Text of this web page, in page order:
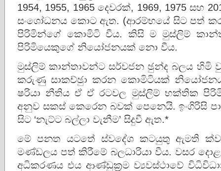
1954, 1955, 1965 දෙවරක්, 1969, 1975 සහ
සංශෝධනය කොට ඇත. (ආරම්භයේ සිට පත්
පිරිමින්ගේ කොමිටි වීය. කිසි ම මුස්ලිම්
පිරිමියෙකුගේ නියෝජනයක් නො වීය.
මුස්ලිම් කාන්තාවන්ට සර්වජන ඡුන්ද බලය හිමි
කරුණු සාකච්ඡුා කරන කොමිටියක්
ෂරියා නීතිය ඒ ඒ රටවල මුස්ලිම් භක්තික
අනුව සකස් කෙරෙන බවක් පෙනෙයි. ඉංගිරිසි
සිට ‘නැට්ට බල්ලා වැනීම’ සිදුවී ඇත.*
මේ පනත යටතේ ස්වදේශ කටයුතු ඇමති
මණ්ඩලය පත් කිරීමේ බලධාරියා වීය. වසර
අධිකරණය එය ආණ්ඩුක‍්‍රම ව්‍යවස්ථාවේ